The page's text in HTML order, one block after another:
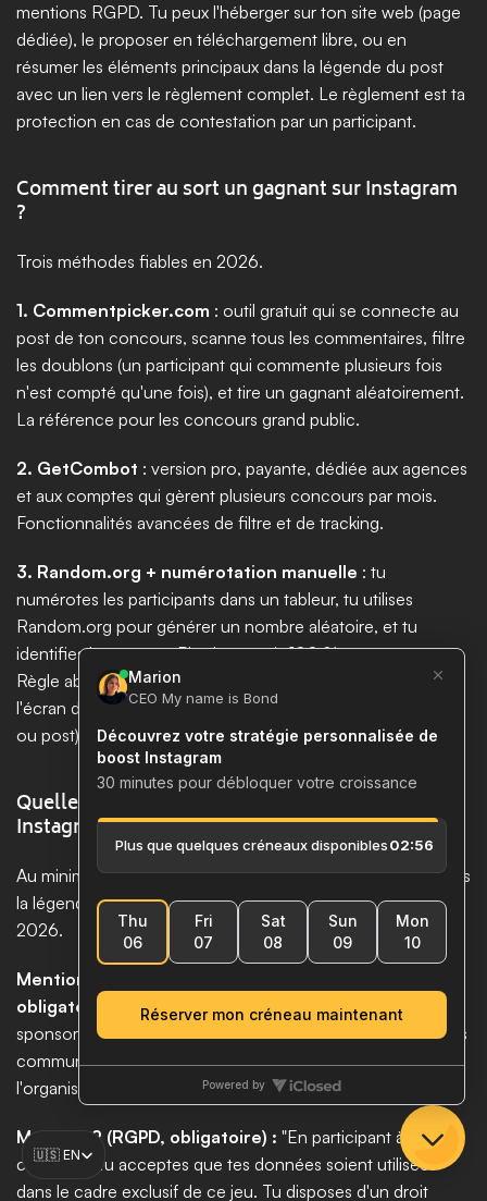
mentions RGPD. Tu peux l'héberger sur ton site web (page
dédiée), le proposer en téléchargement libre, ou en
résumer les éléments principaux dans la légende du post
avec un lien vers le règlement complet. Le règlement est ta
protection en cas de contestation par un participant.
Comment tirer au sort un gagnant sur Instagram
?
Trois méthodes fiables en 2026.
1. Commentpicker.com : outil gratuit qui se connecte au
post de ton concours, scanne tous les commentaires, filtre
les doublons (un participant qui commente plusieurs fois
n'est compté qu'une fois), et tire un gagnant aléatoirement.
La référence pour les concours grand public.
2. GetCombot : version pro, payante, dédiée aux agences
et aux comptes qui gèrent plusieurs concours par mois.
Fonctionnalités avancées de filtre et de tracking.
3. Random.org + numérotation manuelle : tu
numérotes les participants dans un tableur, tu utilises
Random.org pour générer un nombre aléatoire, et tu
identifies le gagnant. Plus long mais 100 % transparent.
Règle absolue dans tous les cas : filme-toi ou capture
l'écran du tirage et partage le résultat publiquement (story
ou post) pour éviter toute contestation.
Quelle mention légale ajouter à un concours
Instagram ?
Au minimum, deux mentions légales sont obligatoires dans
la légende ou le règlement de ton concours Instagram en
2026.
Mention 1 (non-association avec Instagram,
obligatoire) :
"Ce jeu concours n'est en aucun cas géré,
sponsorisé, ou associé à Instagram. Toutes les informations
communiquées par les participants sont fournies à
l'organisateur et non à Instagram."
Mention 2 (RGPD, obligatoire) : "En participant à ce
concours, tu acceptes que tes données soient utilisées
dans le cadre exclusif de ce jeu. Tu disposes d'un droit
Select Language
🇺🇸 EN